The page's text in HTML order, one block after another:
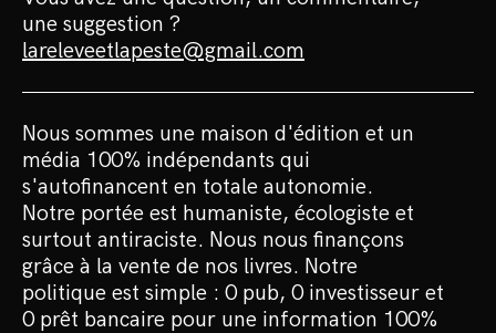
une suggestion ?
lareleveetlapeste@gmail.com
Nous sommes une maison d'édition et un
média 100% indépendants qui
s'autofinancent en totale autonomie.
Notre portée est humaniste, écologiste et
surtout antiraciste. Nous nous finançons
grâce à la vente de nos livres. Notre
politique est simple : 0 pub, 0 investisseur et
0 prêt bancaire pour une information 100%